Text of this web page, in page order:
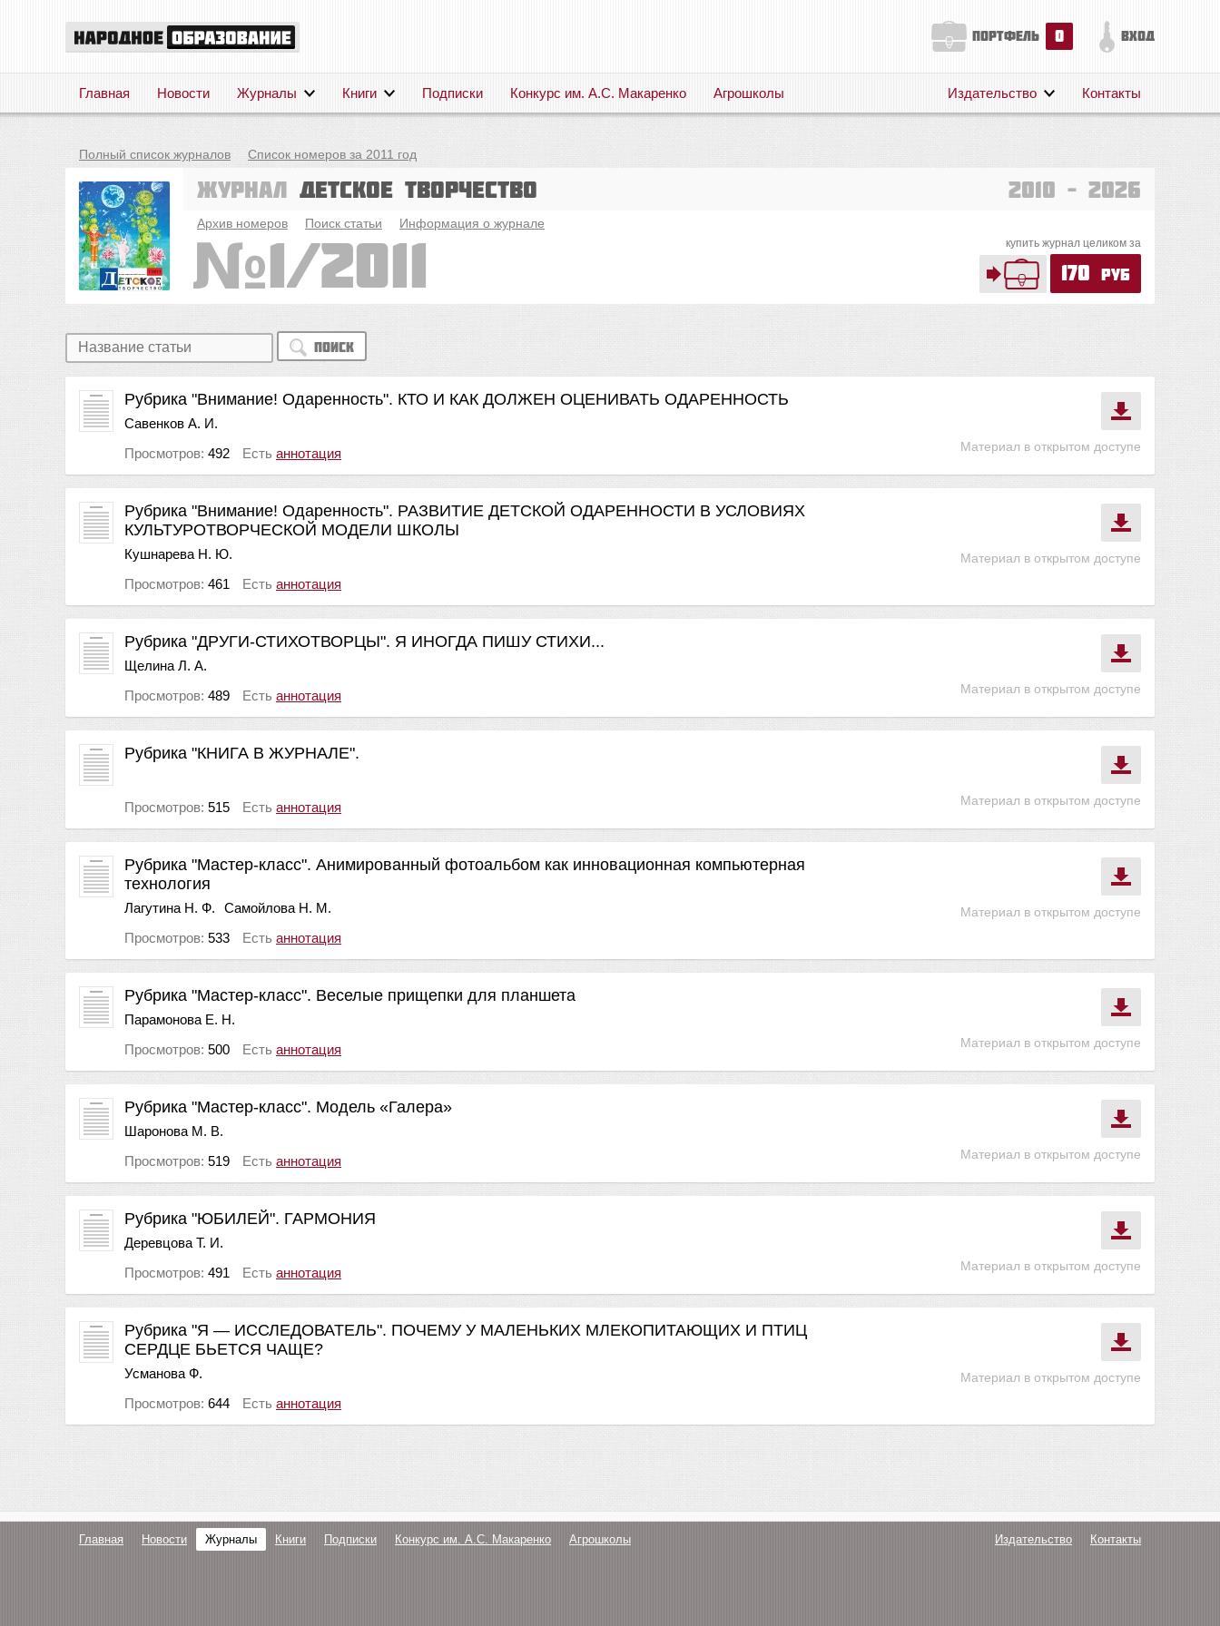
портфель 0 вход
Главная Новости Журналы Книги Подписки Конкурс им. А.С. Макаренко Агрошколы
Поддержка
Издательство Контакты
Полный список журналов Список номеров за 2011 год
Журнал Детское творчество 2010 – 2026
Архив номеров Поиск статьи Информация о журнале
купить журнал целиком за
170 руб
1/2011
Поиск
Материал в открытом доступе
Рубрика "Внимание! Одаренность". КТО И КАК ДОЛЖЕН ОЦЕНИВАТЬ ОДАРЕННОСТЬ
Савенков А. И.
Просмотров: 492 Есть аннотация
Материал в открытом доступе
Рубрика "Внимание! Одаренность". РАЗВИТИЕ ДЕТСКОЙ ОДАРЕННОСТИ В УСЛОВИЯХ
КУЛЬТУРОТВОРЧЕСКОЙ МОДЕЛИ ШКОЛЫ
Кушнарева Н. Ю.
Просмотров: 461 Есть аннотация
Материал в открытом доступе
Рубрика "ДРУГИ-СТИХОТВОРЦЫ". Я ИНОГДА ПИШУ СТИХИ...
Щелина Л. А.
Просмотров: 489 Есть аннотация
Материал в открытом доступе
Рубрика "КНИГА В ЖУРНАЛЕ".
Просмотров: 515 Есть аннотация
Материал в открытом доступе
Рубрика "Мастер-класс". Анимированный фотоальбом как инновационная компьютерная
технология
Лагутина Н. Ф.
Самойлова Н. М.
Просмотров: 533 Есть аннотация
Материал в открытом доступе
Рубрика "Мастер-класс". Веселые прищепки для планшета
Парамонова Е. Н.
Просмотров: 500 Есть аннотация
Материал в открытом доступе
Рубрика "Мастер-класс". Модель «Галера»
Шаронова М. В.
Просмотров: 519 Есть аннотация
Материал в открытом доступе
Рубрика "ЮБИЛЕЙ". ГАРМОНИЯ
Деревцова Т. И.
Просмотров: 491 Есть аннотация
Материал в открытом доступе
Рубрика "Я — ИССЛЕДОВАТЕЛЬ". ПОЧЕМУ У МАЛЕНЬКИХ МЛЕКОПИТАЮЩИХ И ПТИЦ
СЕРДЦЕ БЬЕТСЯ ЧАЩЕ?
Усманова Ф.
Просмотров: 644 Есть аннотация
Главная Новости Журналы Книги Подписки Конкурс им. А.С. Макаренко Агрошколы Издательство Контакты